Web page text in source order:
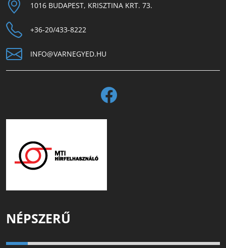
1016 BUDAPEST, KRISZTINA KRT. 73.
+36-20/433-8222
INFO@VARNEGYED.HU
NÉPSZERŰ